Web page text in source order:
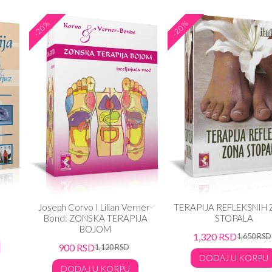
-20%
Joseph Corvo I Lilian Verner-
Bond: ZONSKA TERAPIJA
BOJOM
1,120RSD
900RSD
DODAJ U KORPU
-20%
TERAPIJA REFLEKSNIH
STOPALA
1,650RSD
1,320RSD
DODAJ U KORPU